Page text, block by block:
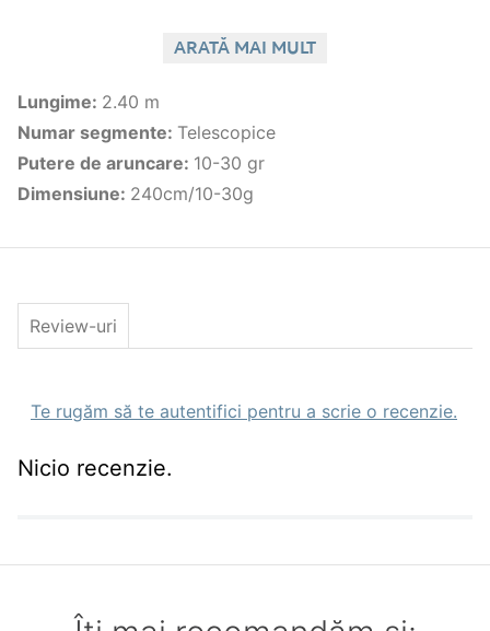
maner din pluta ce confera o priza excelenta.
este complet contrastat de partea sa argintie de
deasupra manerului cu o parte mai mica, neagra,
gravata cu logo-ul AZTEC (acesta este gravat cu laser
si pe manerul din pluta).
Parametri tehnici:
Lungime: 2.40m;
Putere aruncare: 10-30g;
Blank: carbon 24T;
8 inele de tip SIC ;
ARATĂ MAI MULT
Lungime: 2.40 m
Numar segmente: Telescopice
Putere de aruncare: 10-30 gr
Dimensiune: 240cm/10-30g
Review-uri
Te rugăm să te autentifici pentru a scrie o recenzie.
Nicio recenzie.